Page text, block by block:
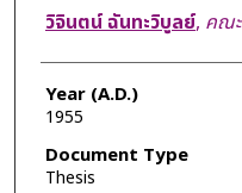
Author
วิจินตน์ ฉันทะวิบูลย์, คณ
Year (A.D.)
1955
Document Type
Thesis